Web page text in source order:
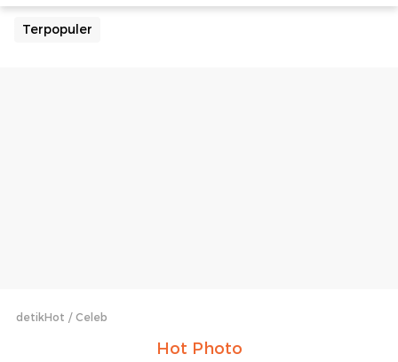
Terpopuler
detikHot Celeb
Hot Photo